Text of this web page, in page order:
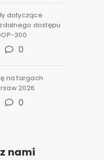
dotyczące
dostępu
300
0
na targach
2026
0
nami